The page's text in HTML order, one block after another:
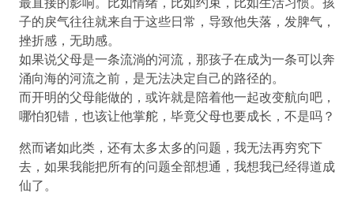
最直接的影响。比如情绪，比如约束，比如生活习惯。孩
子的戾气往往就来自于这些日常，导致他失落，发脾气，
挫折感，无助感。
如果说父母是一条流淌的河流，那孩子在成为一条可以奔
涌向海的河流之前，是无法决定自己的路径的。
而开明的父母能做的，或许就是陪着他一起改变航向吧，
哪怕犯错，也该让他掌舵，毕竟父母也要成长，不是吗？
然而诸如此类，还有太多太多的问题，我无法再穷究下
去，如果我能把所有的问题全部想通，我想我已经得道成
仙了。